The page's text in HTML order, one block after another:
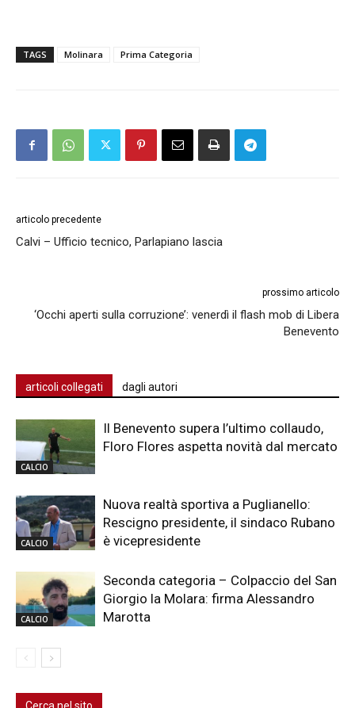
TAGS Molinara Prima Categoria
articolo precedente
Calvi – Ufficio tecnico, Parlapiano lascia
prossimo articolo
‘Occhi aperti sulla corruzione’: venerdì il flash mob di Libera
Benevento
articoli collegati dagli autori
CALCIO
Il Benevento supera l’ultimo collaudo,
Floro Flores aspetta novità dal mercato
CALCIO
Nuova realtà sportiva a Puglianello:
Rescigno presidente, il sindaco Rubano
è vicepresidente
CALCIO
Seconda categoria – Colpaccio del San
Giorgio la Molara: firma Alessandro
Marotta